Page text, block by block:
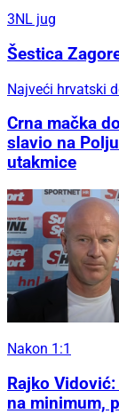
3NL jug
Šestica
Najveći hrvatski
Crna mačka
slavio na
utakmice
Nakon 1:1
Rajko
na minimum,